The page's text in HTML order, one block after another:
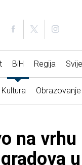
BiH Regija
Kultura Obrazovanje
na